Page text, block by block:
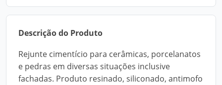
Descrição do Produto
Rejunte cimentício para cerâmicas, porcelanatos
e pedras em diversas situações inclusive
fachadas. Produto resinado, siliconado, antimofo